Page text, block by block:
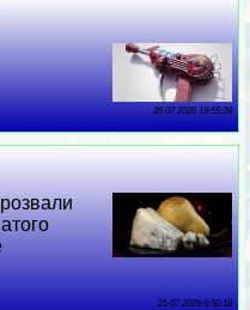
26 07 2026 19:55:28
25 07 2026 6:50:18